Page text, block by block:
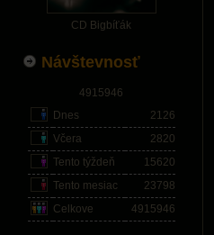
CD Bigbíťák
Návštevnosť
4915946
Dnes
2126
Včera
2820
Tento týždeň
15620
Tento mesiac
23798
Celkove
4915946